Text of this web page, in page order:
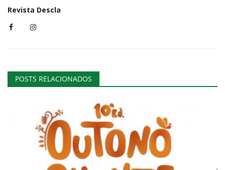
Revista Descla
POSTS RELACIONADOS